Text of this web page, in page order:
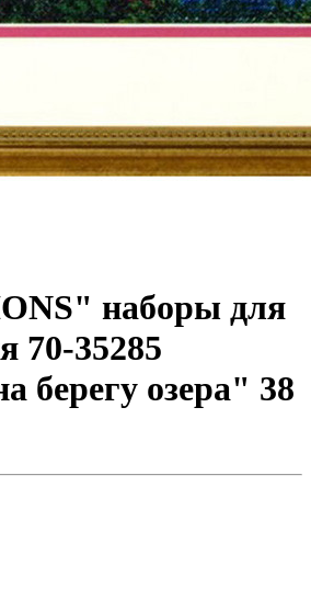
наборы для
70-35285
берегу озера" 38